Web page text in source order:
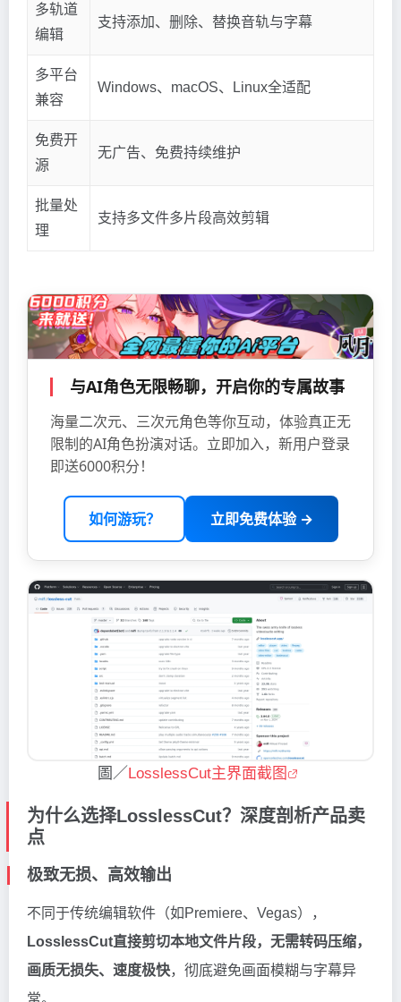
多轨道
编辑
支持添加、删除、替换音轨与字幕
多平台
兼容
Windows、macOS、Linux全适配
免费开
源
无广告、免费持续维护
批量处
理
支持多文件多片段高效剪辑
与AI角色无限畅聊，开启你的专属故事
海量二次元、三次元角色等你互动，体验真正无
限制的AI角色扮演对话。立即加入，新用户登录
即送6000积分！
如何游玩？ 立即免费体验 →
圖／LosslessCut主界面截图
为什么选择LosslessCut？深度剖析产品卖
点
极致无损、高效输出
不同于传统编辑软件（如Premiere、Vegas），
LosslessCut直接剪切本地文件片段，无需转码压缩，
画质无损失、速度极快，彻底避免画面模糊与字幕异
常。